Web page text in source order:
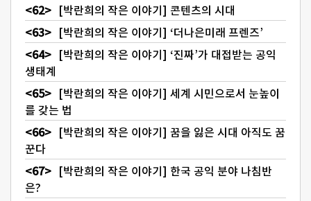
[박란희의 작은 이야기] 콘텐츠의 시대
[박란희의 작은 이야기] ‘더나은미래 프렌즈’
[박란희의 작은 이야기] ‘진짜’가 대접받는 공익
생태계
[박란희의 작은 이야기] 세계 시민으로서 눈높이
를 갖는 법
[박란희의 작은 이야기] 꿈을 잃은 시대 아직도 꿈
꾼다
[박란희의 작은 이야기] 한국 공익 분야 나침반
은?